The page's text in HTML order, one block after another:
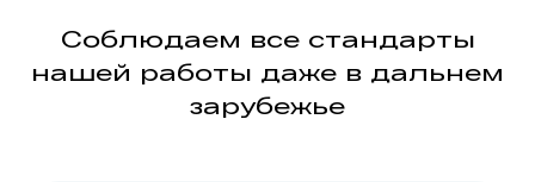
Соблюдаем все стандарты
нашей работы даже в дальнем
зарубежье